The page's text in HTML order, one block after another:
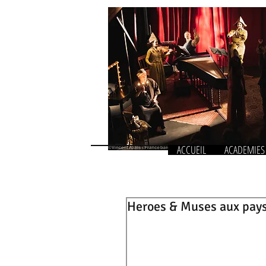
ACCUEIL ACADEMIES
Heroes & Muses aux